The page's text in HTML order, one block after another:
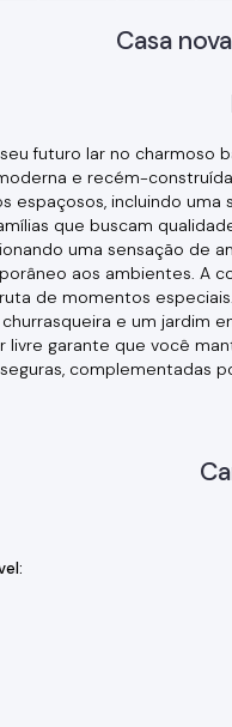
Casa
futuro lar no charmoso
e recém-
espaçosos, incluindo
que buscam
uma sensação de
aos ambientes. A
de momentos
e um jardim
livre garante que você
complementadas
a bares, restaurantes,
residencial e